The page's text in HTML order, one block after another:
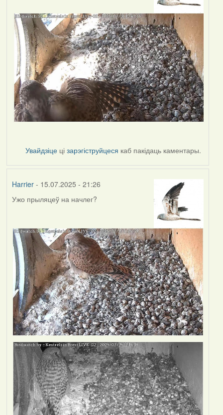
Увайдзіце цізарэгіструйцеся каб пакідаць каментары.
Harrier- 15.07.2025 - 21:26
Ужо прыляцеў на начлег?